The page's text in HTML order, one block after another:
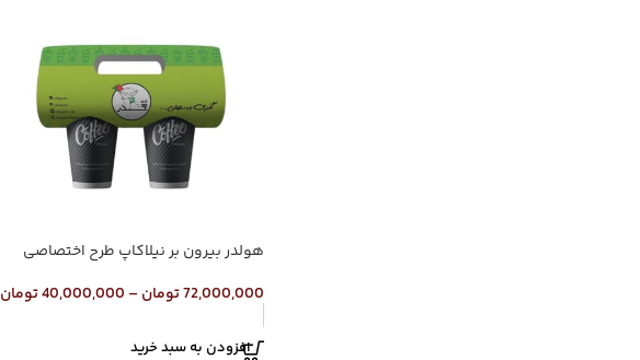
هولدر بیرون بر نیلاکاپ طرح اختصاصی
72,000,000تومان –
40,000,000تومان
افزودن به سبد خرید